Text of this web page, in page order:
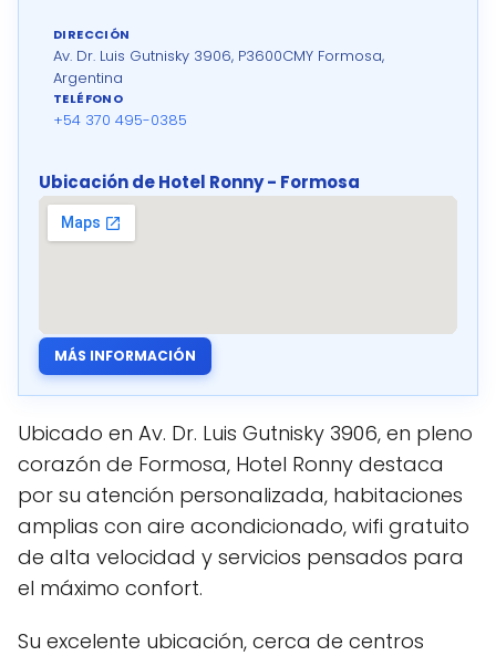
DIRECCIÓN
Av. Dr. Luis Gutnisky 3906, P3600CMY Formosa,
Argentina
TELÉFONO
+54 370 495-0385
Ubicación de Hotel Ronny - Formosa
MÁS INFORMACIÓN
Ubicado en Av. Dr. Luis Gutnisky 3906, en pleno
corazón de Formosa, Hotel Ronny destaca
por su atención personalizada, habitaciones
amplias con aire acondicionado, wifi gratuito
de alta velocidad y servicios pensados para
el máximo confort.
Su excelente ubicación, cerca de centros